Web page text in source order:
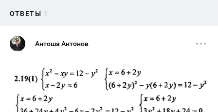
ОТВЕТЫ 1
Антоша Антонов